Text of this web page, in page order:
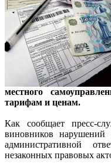
местного
тарифам и ценам.
Как сообщает пресс-
виновников
административной
незаконных правовых